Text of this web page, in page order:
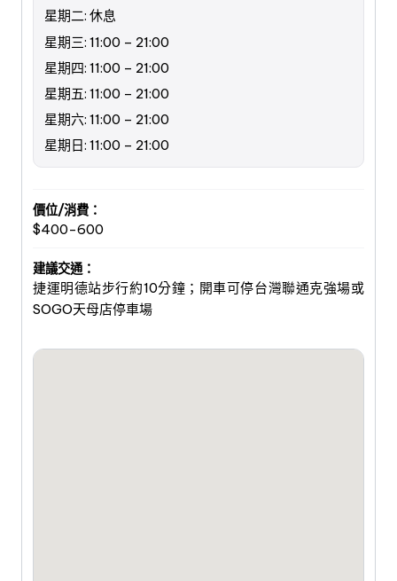
星期二: 休息
星期三: 11:00 – 21:00
星期四: 11:00 – 21:00
星期五: 11:00 – 21:00
星期六: 11:00 – 21:00
星期日: 11:00 – 21:00
價位/消費：
$400-600
建議交通：
捷運明德站步行約10分鐘；開車可停台灣聯通克強場或
SOGO天母店停車場